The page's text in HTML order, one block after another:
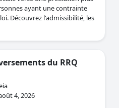
ayant une contrainte
Découvrez l'admissibilité, les
du RRQ
4, 2026